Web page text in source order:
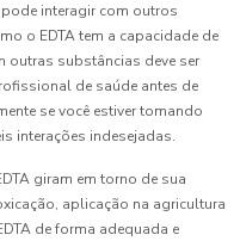
interagir com outros
o EDTA tem a capacidade de
outras substâncias deve ser
de saúde antes de
se você estiver tomando
interações indesejadas.
giram em torno de sua
aplicação na agricultura
de forma adequada e